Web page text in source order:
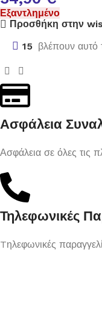
Εξαντλημένο
Προσθήκη στην
15 βλέπουν αυτό
Ασφάλεια
Ασφάλεια σε όλες τις
Τηλεφωνικές
Tηλεφωνικές